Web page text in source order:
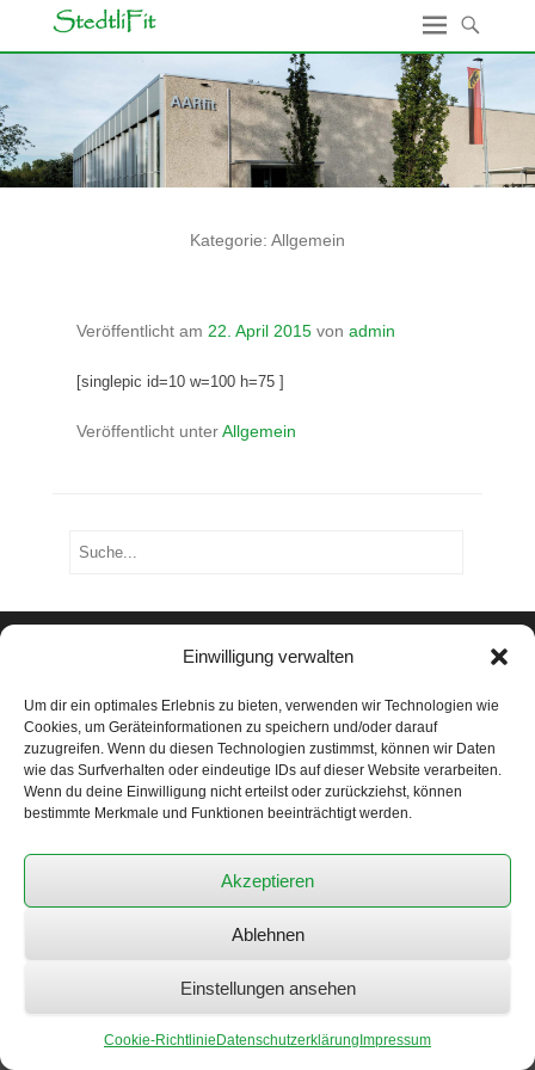
Einwilligung verwalten
Um dir ein optimales Erlebnis zu bieten, verwenden wir Technologien wie
Cookies, um Geräteinformationen zu speichern und/oder darauf
zuzugreifen. Wenn du diesen Technologien zustimmst, können wir Daten
wie das Surfverhalten oder eindeutige IDs auf dieser Website verarbeiten.
Wenn du deine Einwilligung nicht erteilst oder zurückziehst, können
bestimmte Merkmale und Funktionen beeinträchtigt werden.
Akzeptieren
Ablehnen
Einstellungen ansehen
Cookie-Richtlinie Datenschutzerklärung Impressum
Kategorie: Allgemein
Veröffentlicht am 22. April 2015 von admin
[singlepic id=10 w=100 h=75 ]
Veröffentlicht unterAllgemein
Suchen
Scheuerackerweg 2a
3270 Aarberg
079 614 03 49
barbara.kaeser@ewanet.ch
Cookie-Richtlinie (EU)